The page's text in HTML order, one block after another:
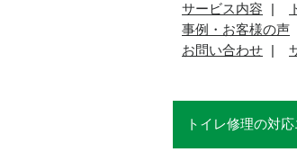
サービス内容
事例・お客様の声
お問い合わせ
トイレ修理の対